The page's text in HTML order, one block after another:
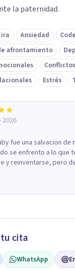
la paternidad.
Ansiedad
afrontamiento
Estrés
2026
fue una salvacion de
se enfrento a lo que
y reinventarse, pero
cita
WhatsApp